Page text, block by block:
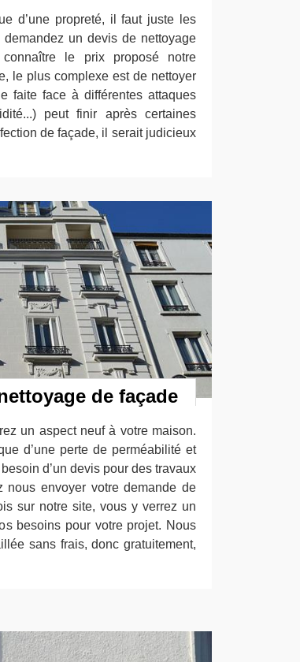
d’une propreté, il faut juste les
un devis de nettoyage
le prix proposé notre
le plus complexe est de nettoyer
faite face à différentes attaques
peut finir après certaines
de façade, il serait judicieux
de façade
un aspect neuf à votre maison.
d’une perte de perméabilité et
d’un devis pour des travaux
envoyer votre demande de
sur notre site, vous y verrez un
besoins pour votre projet. Nous
sans frais, donc gratuitement,